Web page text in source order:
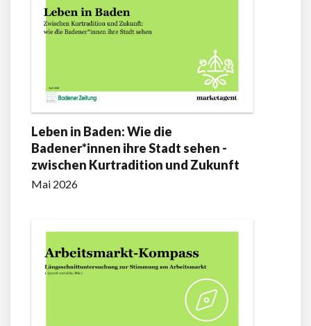
Leben in Baden: Wie die
Badener*innen ihre Stadt sehen -
zwischen Kurtradition und Zukunft
Mai 2026